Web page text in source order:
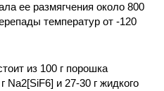
ее размягчения около 800
температур от -120
из 100 г порошка
Na2[SiF6] и 27-30 г жидкого